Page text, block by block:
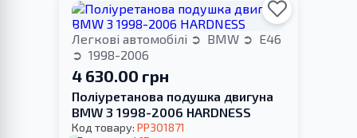
Легкові автомобілі BMW
E46
1998-2006
4 630.00 грн
Поліуретанова подушка двигуна
BMW 3 1998-2006 HARDNESS
Код товару: PP301871